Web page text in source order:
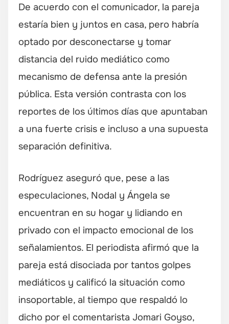
De acuerdo con el comunicador, la pareja
estaría bien y juntos en casa, pero habría
optado por desconectarse y tomar
distancia del ruido mediático como
mecanismo de defensa ante la presión
pública. Esta versión contrasta con los
reportes de los últimos días que apuntaban
a una fuerte crisis e incluso a una supuesta
separación definitiva.
Rodríguez aseguró que, pese a las
especulaciones, Nodal y Ángela se
encuentran en su hogar y lidiando en
privado con el impacto emocional de los
señalamientos. El periodista afirmó que la
pareja está disociada por tantos golpes
mediáticos y calificó la situación como
insoportable, al tiempo que respaldó lo
dicho por el comentarista Jomari Goyso,